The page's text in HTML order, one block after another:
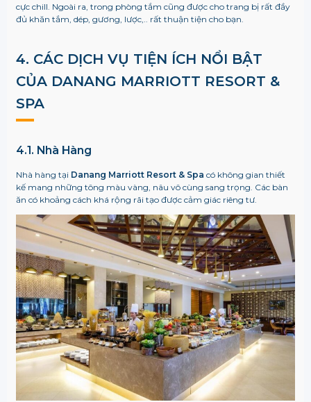
cực chill. Ngoài ra, trong phòng tắm cũng được cho trang bị rất đầy
đủ khăn tắm, dép, gương, lược,.. rất thuận tiện cho bạn.
4. CÁC DỊCH VỤ TIỆN ÍCH NỔI BẬT
CỦA DANANG MARRIOTT RESORT &
SPA
4.1. Nhà Hàng
Nhà hàng tại Danang Marriott Resort & Spa có không gian thiết
kế mang những tông màu vàng, nâu vô cùng sang trọng. Các bàn
ăn có khoảng cách khá rộng rãi tạo được cảm giác riêng tư.